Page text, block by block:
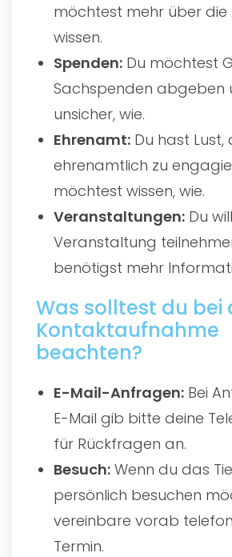
möchtest mehr über
wissen.
Spenden: Du möchtest
Sachspenden abgeben
unsicher, wie.
Ehrenamt: Du hast Lust,
ehrenamtlich zu
möchtest wissen, wie.
Veranstaltungen: Du
Veranstaltung
benötigst mehr
Was solltest du bei
Kontaktaufnahme
beachten?
E-Mail-Anfragen: Bei
E-Mail gib bitte deine
für Rückfragen an.
Besuch: Wenn du das
persönlich besuchen
vereinbare vorab
Termin.